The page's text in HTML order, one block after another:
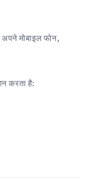
मोबाइल फोन,
करता है: